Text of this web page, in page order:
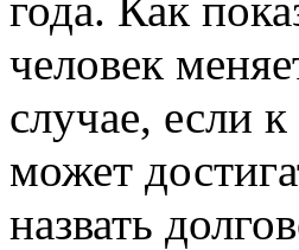
человек
случае, если
может
назвать